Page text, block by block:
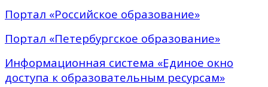
Портал «Российское образование»
Портал «Петербургское образование»
Информационная система «Единое окно
доступа к образовательным ресурсам»